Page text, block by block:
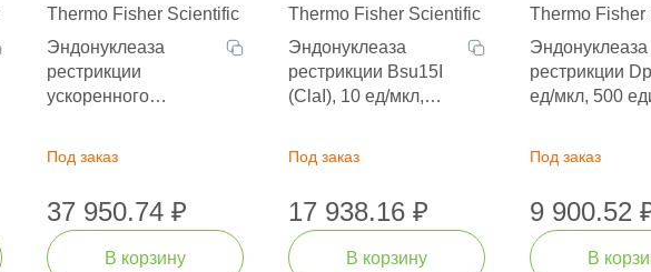
Thermo Fisher Scientific
Эндонуклеаза
рестрикции
ускоренного
Под заказ
37 950.74 ₽
В корзину
Thermo Fisher Scientific
Эндонуклеаза
рестрикции Bsu15I
(ClaI), 10 ед/мкл,
Под заказ
17 938.16 ₽
В корзину
Thermo Fisher
Эндонуклеаза
рестрикции
ед/мкл, 500
Под заказ
9 900.52
В